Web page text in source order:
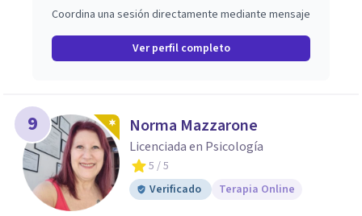
Coordina una sesión directamente mediante mensaje
Ver perfil completo
9 Norma Mazzarone
Licenciada en Psicología
5 / 5
Verificado
Terapia Online